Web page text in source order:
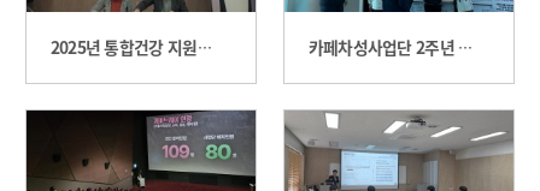
2025년 통합건강 지원사업 '몸 튼튼 마음 든든 케어' 업무 협약식 카페차성사업단 2주년 이벤트 실시